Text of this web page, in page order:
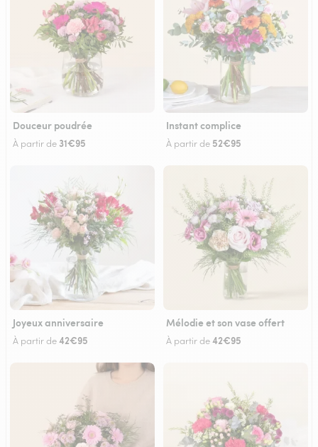
Douceur poudrée
À partir de 31€95
Instant complice
À partir de 52€95
Joyeux anniversaire
À partir de42€95
Mélodie et son vase offert
À partir de42€95